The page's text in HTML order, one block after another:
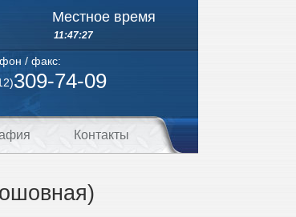
Местное время
11:47:27
/ факс:
309-74-09
Контакты